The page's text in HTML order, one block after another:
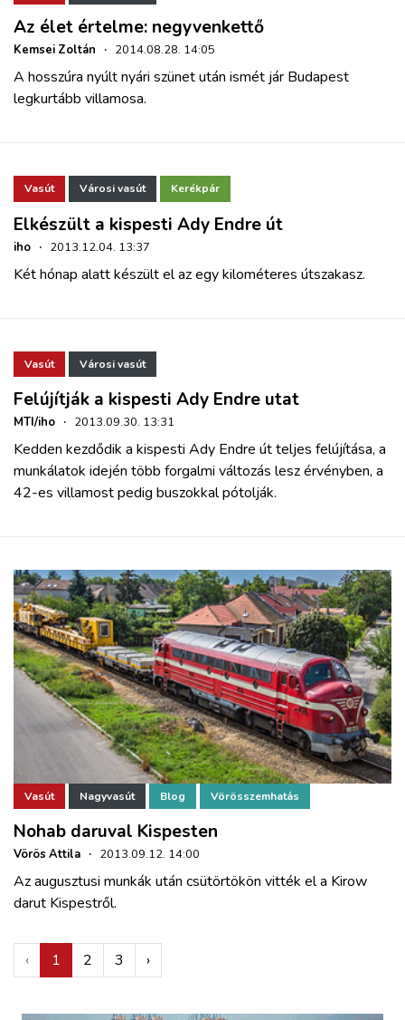
Az élet értelme: negyvenkettő
Kemsei Zoltán · 2014.08.28. 14:05
A hosszúra nyúlt nyári szünet után ismét jár Budapest
legkurtább villamosa.
Vasút Városi vasút Kerékpár
Elkészült a kispesti Ady Endre út
iho · 2013.12.04. 13:37
Két hónap alatt készült el az egy kilométeres útszakasz.
Vasút Városi vasút
Felújítják a kispesti Ady Endre utat
MTI/iho · 2013.09.30. 13:31
Kedden kezdődik a kispesti Ady Endre út teljes felújítása, a
munkálatok idején több forgalmi változás lesz érvényben, a
42-es villamost pedig buszokkal pótolják.
Vasút Nagyvasút Blog Vörösszemhatás
Nohab daruval Kispesten
Vörös Attila · 2013.09.12. 14:00
Az augusztusi munkák után csütörtökön vitték el a Kirow
darut Kispestről.
‹ 1 2 3 ›